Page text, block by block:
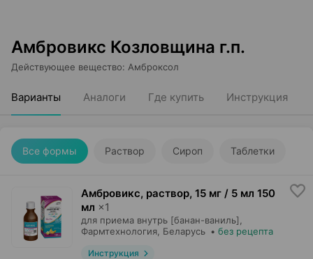
Амбровикс Козловщина г.п.
Действующее вещество: Амброксол
Варианты Аналоги Где купить Инструкция
Все формы Раствор Сироп Таблетки
Амбровикс, раствор, 15 мг / 5 мл 150
мл ×1
для приема внутрь [банан-ваниль],
Фармтехнология , Беларусь • без рецепта
Инструкция